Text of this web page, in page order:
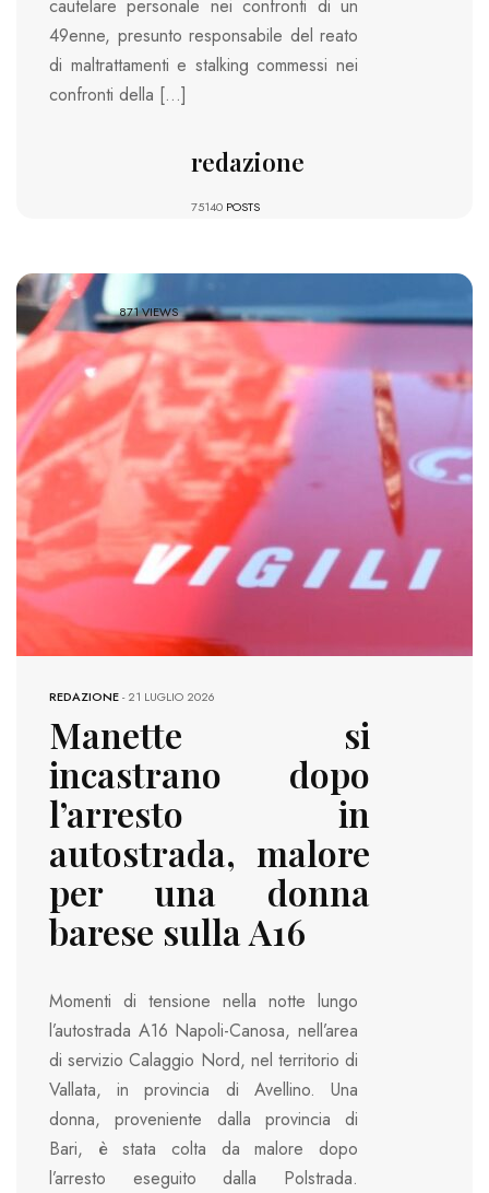
cautelare personale nei confronti di un
49enne, presunto responsabile del reato
di maltrattamenti e stalking commessi nei
confronti della […]
redazione
75140 POSTS
871 VIEWS
REDAZIONE-21 LUGLIO 2026
Manette si
incastrano dopo
l’arresto in
autostrada, malore
per una donna
barese sulla A16
Momenti di tensione nella notte lungo
l’autostrada A16 Napoli-Canosa, nell’area
di servizio Calaggio Nord, nel territorio di
Vallata, in provincia di Avellino. Una
donna, proveniente dalla provincia di
Bari, è stata colta da malore dopo
l’arresto eseguito dalla Polstrada.